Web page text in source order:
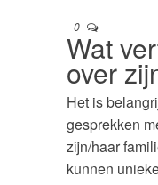
0
Wat
over
Het is
gesprekken
zijn/haar
kunnen